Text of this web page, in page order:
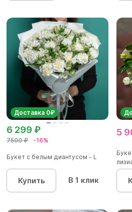
Доставка 0₽
7500 ₽ -16%
6 299 ₽
Букет с белым диантусом - L
Купить В 1 клик
5